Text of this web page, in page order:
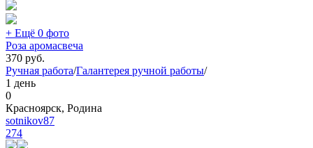
+ Ещё 0 фото
Роза аромасвеча
370 руб.
Ручная работа/Галантерея ручной работы/
1 день
0
Красноярск, Родина
sotnikov87
274